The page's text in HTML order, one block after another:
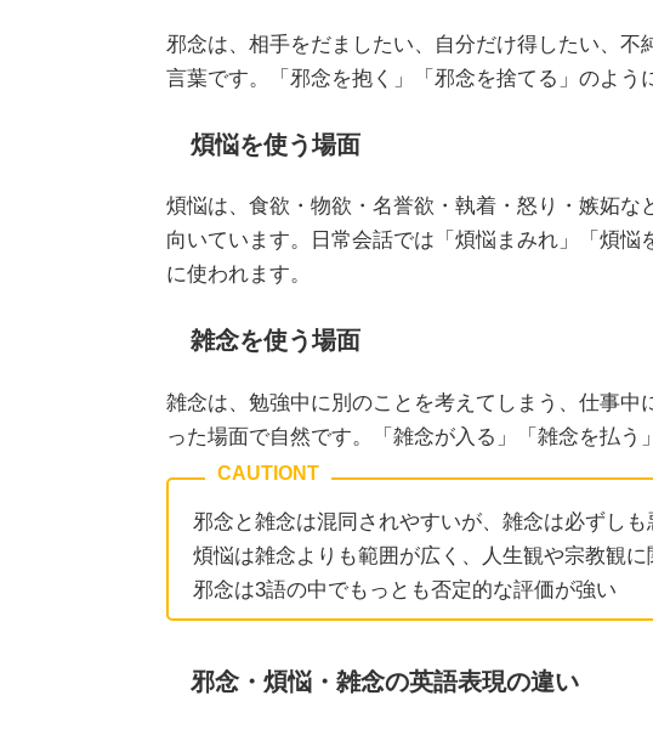
邪念は、相手をだましたい、自分だけ得したい、
言葉です。「邪念を抱く」「邪念を捨てる」のよう
煩悩を使う場面
煩悩は、食欲・物欲・名誉欲・執着・怒り・嫉妬な
向いています。日常会話では「煩悩まみれ」「煩悩
に使われます。
雑念を使う場面
雑念は、勉強中に別のことを考えてしまう、仕事
った場面で自然です。「雑念が入る」「雑念を払う
邪念と雑念は混同されやすいが、雑念は必ずしも
煩悩は雑念よりも範囲が広く、人生観や宗教観
邪念は3語の中でもっとも否定的な評価が強い
邪念・煩悩・雑念の英語表現の違い